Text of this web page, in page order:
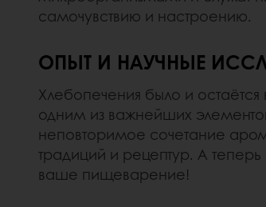
самочувствию и настроению.
ОПЫТ И НАУЧНЫЕ
Хлебопечения было и
одним из важнейших
неповторимое сочетание
традиций и рецептур. А
ваше пищеварение!